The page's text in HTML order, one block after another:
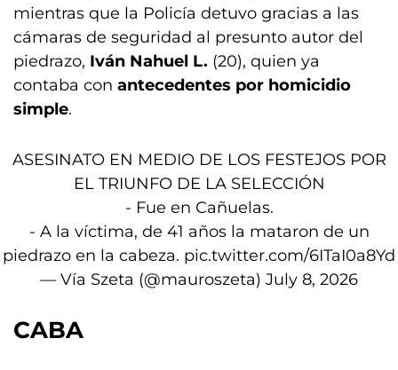
mientras que la Policía detuvo gracias a las
cámaras de seguridad al presunto autor del
piedrazo, Iván Nahuel L. (20), quien ya
contaba con antecedentes por homicidio
simple.
ASESINATO EN MEDIO DE LOS FESTEJOS POR
EL TRIUNFO DE LA SELECCIÓN
- Fue en Cañuelas.
- A la víctima, de 41 años la mataron de un
piedrazo en la cabeza. pic.twitter.com/6ITaI0a8Yd
— Vía Szeta (@mauroszeta) July 8, 2026
CABA